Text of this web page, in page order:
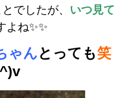
でしたが、 いつ見て
よね✨✨
ゃんとっても笑